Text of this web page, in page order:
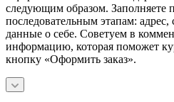
следующим образом. Заполняете
последовательным этапам:
данные о себе. Советуем в
информацию, которая поможет
кнопку «Оформить заказ».